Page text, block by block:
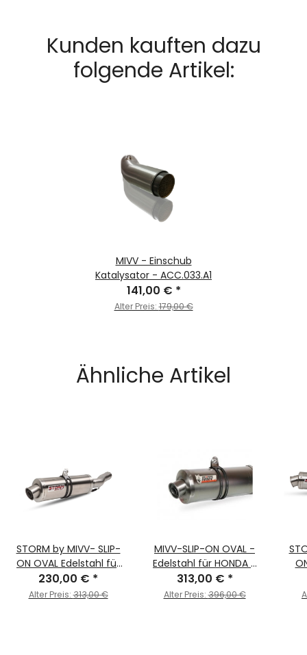
Kunden kauften dazu
folgende Artikel:
MIVV - Einschub
Katalysator - ACC.033.A1
141,00 € *
Alter Preis:179,00 €
Ähnliche Artikel
STORM by MIVV- SLIP-
ON OVAL Edelstahl für
HONDA CBF 600 Bj.
2004 > 2010
230,00 € *
Alter Preis:313,00 €
MIVV-SLIP-ON OVAL -
Edelstahl für HONDA -
CBR 600 F BJ. 2001 >
2010 - H.013.LX1
313,00 € *
Alter Preis:396,00 €